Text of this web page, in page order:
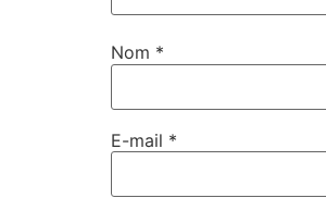
Nom *
E-mail *